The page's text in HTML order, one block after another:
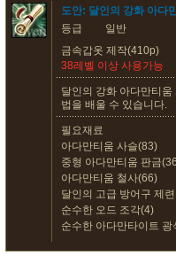
도안: 달인의 강화 아다
등급
일반
금속갑옷 제작(410p)
38레벨 이상 사용가능
달인의 강화 아다만티
법을 배울 수 있습니다.
필요재료
아다만티움 사슬(83)
중형 아다만티움 판금
아다만티움 철사(66)
달인의 고급 방어구 제
순수한 오드 조각(4)
순수한 아다만타이트 광